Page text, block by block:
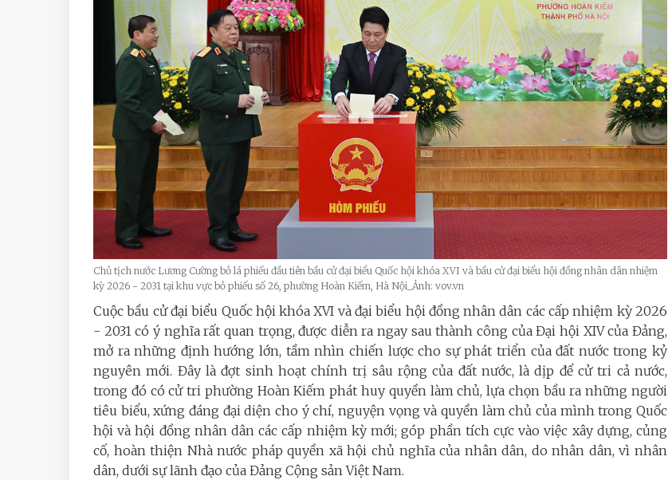
Chủ tịch nước Lương Cường bỏ lá phiếu đầu tiên bầu cử đại biểu Quốc hội khóa XVI và bầu cử đại biểu hội đồng nhân dân nhiệm
kỳ 2026 - 2031 tại khu vực bỏ phiếu số 26, phường Hoàn Kiếm, Hà Nội_Ảnh: vov.vn
Cuộc bầu cử đại biểu Quốc hội khóa XVI và đại biểu hội đồng nhân dân các cấp nhiệm kỳ 2026
- 2031 có ý nghĩa rất quan trọng, được diễn ra ngay sau thành công của Đại hội XIV của Đảng,
mở ra những định hướng lớn, tầm nhìn chiến lược cho sự phát triển của đất nước trong kỷ
nguyên mới. Đây là đợt sinh hoạt chính trị sâu rộng của đất nước, là dịp để cử tri cả nước,
trong đó có cử tri phường Hoàn Kiếm phát huy quyền làm chủ, lựa chọn bầu ra những người
tiêu biểu, xứng đáng đại diện cho ý chí, nguyện vọng và quyền làm chủ của mình trong Quốc
hội và hội đồng nhân dân các cấp nhiệm kỳ mới; góp phần tích cực vào việc xây dựng, củng
cố, hoàn thiện Nhà nước pháp quyền xã hội chủ nghĩa của nhân dân, do nhân dân, vì nhân
dân, dưới sự lãnh đạo của Đảng Cộng sản Việt Nam.